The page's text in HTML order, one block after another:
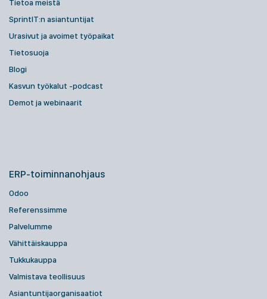
Tietoa meistä
SprintIT:n asiantuntijat
Urasivut ja avoimet työpaikat
Tietosuoja
Blogi
Kasvun työkalut -podcast
Demot ja webinaarit
ERP-toiminnanohjaus
Odoo
Referenssimme
Palvelumme
Vähittäiskauppa
Tukkukauppa
Valmistava teollisuus
Asiantuntijaorganisaatiot